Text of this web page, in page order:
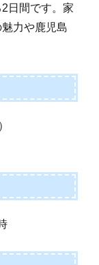
日間です。家
力や鹿児島